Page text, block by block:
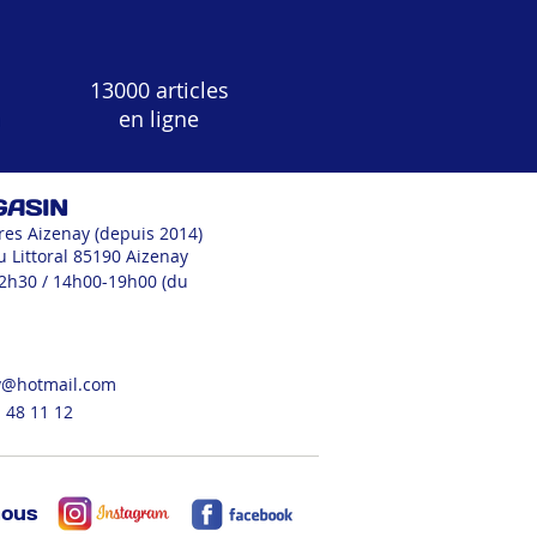
13000 articles
en ligne
Aizenay (depuis 2014)
Littoral 85190 Aizenay
/ 14h00-19h00 (du
48 11 12